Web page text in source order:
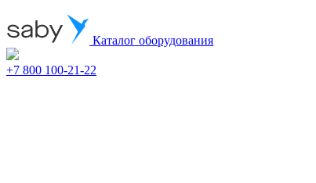
Каталог оборудования
+7 800 100-21-22